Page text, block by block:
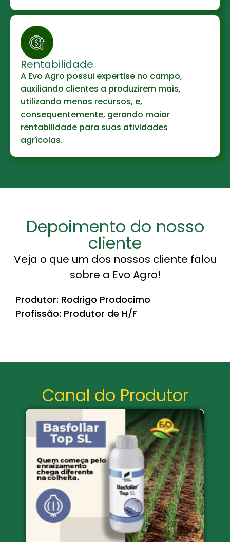
Rentabilidade
A Evo Agro possui expertise no campo,
auxiliando clientes a produzirem mais,
utilizando menos recursos, e,
consequentemente, gerando maior
rentabilidade para suas atividades
agrícolas.
Depoimento do nosso
cliente
Veja o que um dos nossos cliente falou
sobre a Evo Agro!
Produtor: Rodrigo Prodocimo
Profissão: Produtor de H/F
Canal do Produtor